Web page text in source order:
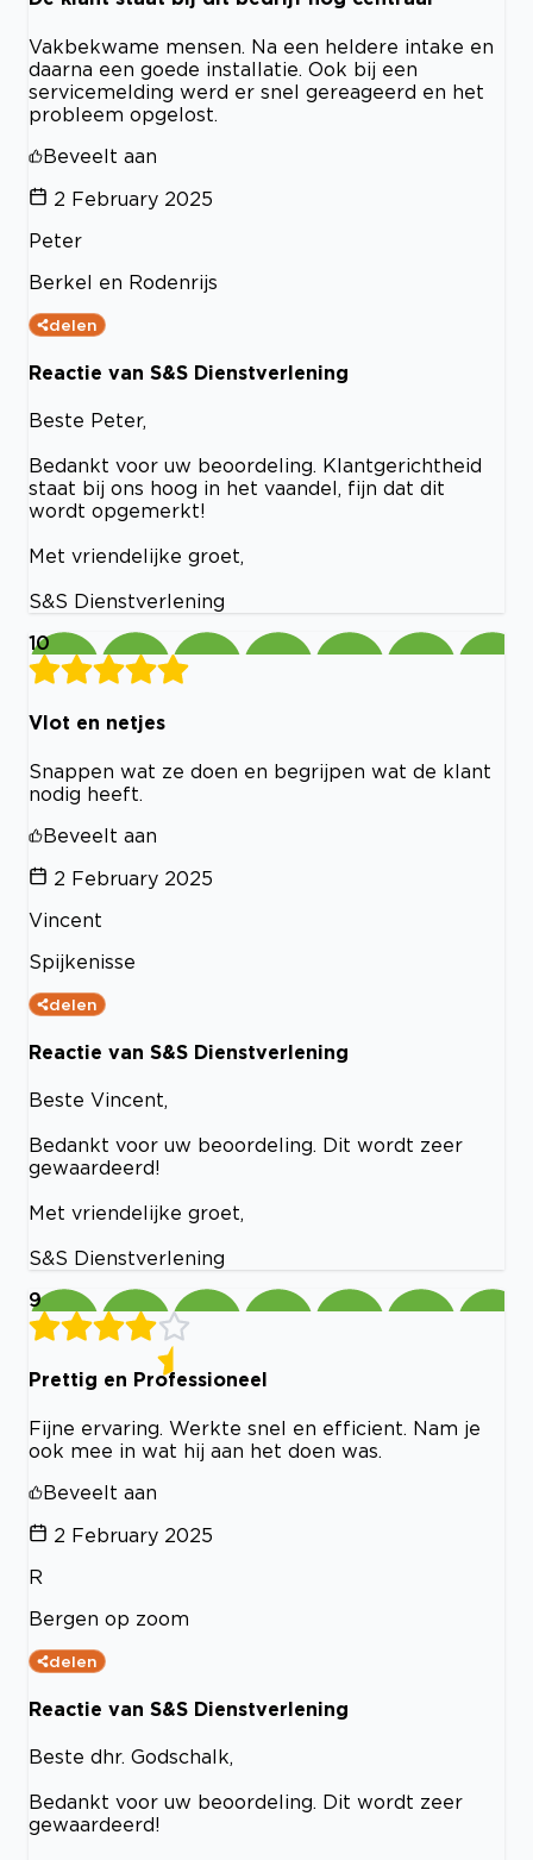
Vakbekwame mensen. Na een heldere intake en
daarna een goede installatie. Ook bij een
servicemelding werd er snel gereageerd en het
probleem opgelost.
Beveelt aan
2 February 2025
Peter
Berkel en Rodenrijs
delen
Reactie van S&S Dienstverlening
Beste Peter,
Bedankt voor uw beoordeling. Klantgerichtheid
staat bij ons hoog in het vaandel, fijn dat dit
wordt opgemerkt!
Met vriendelijke groet,
S&S Dienstverlening
10
Vlot en netjes
Snappen wat ze doen en begrijpen wat de klant
nodig heeft.
Beveelt aan
2 February 2025
Vincent
Spijkenisse
delen
Reactie van S&S Dienstverlening
Beste Vincent,
Bedankt voor uw beoordeling. Dit wordt zeer
gewaardeerd!
Met vriendelijke groet,
S&S Dienstverlening
9
Prettig en Professioneel
Fijne ervaring. Werkte snel en efficient. Nam je
ook mee in wat hij aan het doen was.
Beveelt aan
2 February 2025
R
Bergen op zoom
delen
Reactie van S&S Dienstverlening
Beste dhr. Godschalk,
Bedankt voor uw beoordeling. Dit wordt zeer
gewaardeerd!